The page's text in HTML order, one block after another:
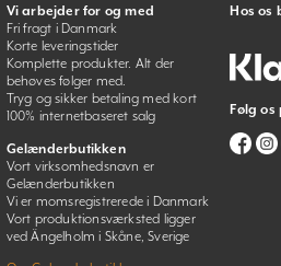
Vi arbejder for og med
Fri fragt i Danmark
Korte leveringstider
Komplette produkter. Alt der
behøves følger med.
Tryg og sikker betaling med kort
100% internetbaseret salg
Gelænderbutikken
Vort virksomhedsnavn er
Gelænderbutikken
Vi er momsregistrerede i Danmark
Vort produktionsværksted ligger
ved Ängelholm i Skåne, Sverige
Hos os
Følg os